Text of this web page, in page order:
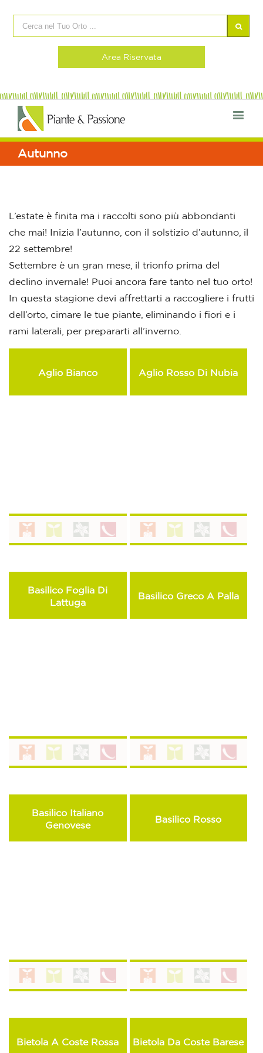
Area Riservata
Autunno
L’estate è finita ma i raccolti sono più abbondanti
che mai! Inizia l’autunno, con il solstizio d’autunno, il
22 settembre!
Settembre è un gran mese, il trionfo prima del
declino invernale! Puoi ancora fare tanto nel tuo orto!
In questa stagione devi affrettarti a raccogliere i frutti
dell’orto, cimare le tue piante, eliminando i fiori e i
rami laterali, per prepararti all’inverno.
Aglio Bianco Aglio Rosso Di Nubia
Basilico Foglia Di
Lattuga
Basilico Greco A Palla
Basilico Italiano
Genovese
Basilico Rosso
Bietola A Coste Rossa Bietola Da Coste Barese